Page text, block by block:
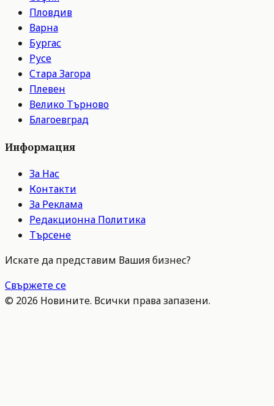
Пловдив
Варна
Бургас
Русе
Стара Загора
Плевен
Велико Търново
Благоевград
Информация
За Нас
Контакти
За Реклама
Редакционна Политика
Търсене
Искате да представим Вашия бизнес?
Свържете се
© 2026 Новините. Всички права запазени.